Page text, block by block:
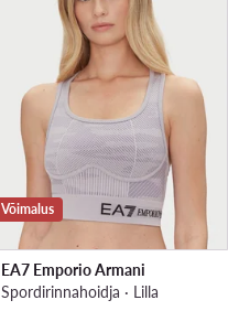
Võimalus
EA7 Emporio Armani
Spordirinnahoidja · Lilla